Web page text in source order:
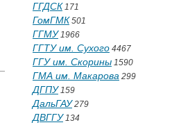
ГГДСК 171
ГомГМК 501
ГГМУ1966
ГГТУ им. Сухого 4467
ГГУ им. Скорины 1590
ГМА им. Макарова 299
ДГПУ159
ДальГАУ279
ДВГГУ134